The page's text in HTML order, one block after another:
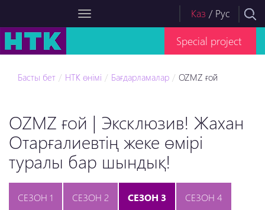
Каз / Рус
Special project
Басты бет НТК өнімі Бағдарламалар OZMZ ғой
OZMZ ғой | Эксклюзив! Жахан
Отарғалиевтің жеке өмірі
туралы бар шындық!
СЕЗОН 1 СЕЗОН 2 СЕЗОН 3 СЕЗОН 4